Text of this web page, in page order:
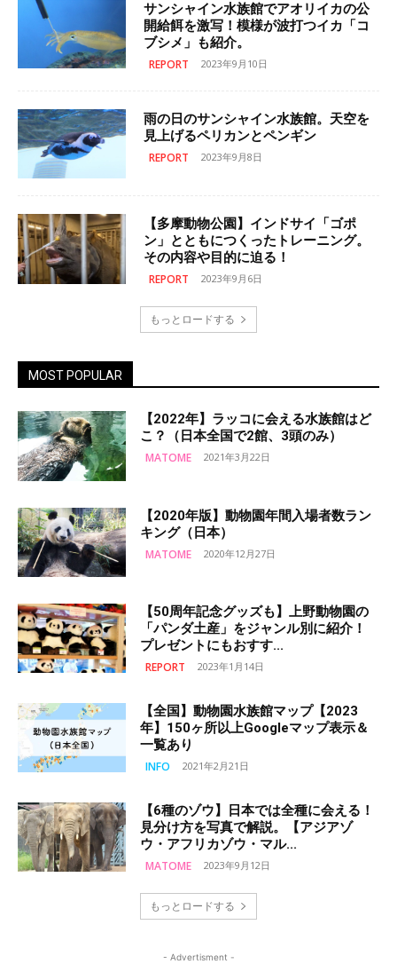
サンシャイン水族館でアオリイカの公
開給餌を激写！模様が波打つイカ「コ
ブシメ」も紹介。
REPORT 2023年9月10日
雨の日のサンシャイン水族館。天空を
見上げるペリカンとペンギン
REPORT 2023年9月8日
【多摩動物公園】インドサイ「ゴポ
ン」とともにつくったトレーニング。
その内容や目的に迫る！
REPORT 2023年9月6日
もっとロードする
MOST POPULAR
【2022年】ラッコに会える水族館はど
こ？（日本全国で2館、3頭のみ）
MATOME 2021年3月22日
【2020年版】動物園年間入場者数ラン
キング（日本）
MATOME 2020年12月27日
【50周年記念グッズも】上野動物園の
「パンダ土産」をジャンル別に紹介！
プレゼントにもおすす...
REPORT 2023年1月14日
【全国】動物園水族館マップ【2023
年】150ヶ所以上Googleマップ表示＆
一覧あり
INFO 2021年2月21日
【6種のゾウ】日本では全種に会える！
見分け方を写真で解説。【アジアゾ
ウ・アフリカゾウ・マル...
MATOME 2023年9月12日
もっとロードする
- Advertisment -